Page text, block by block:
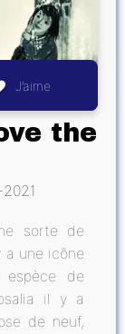
J’aime
the
2021
sorte de
a une icône
espèce de
il y a
de neuf,